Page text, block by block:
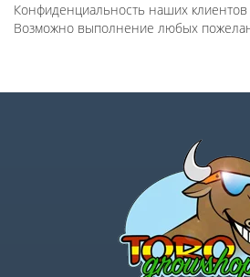
Конфиденциальность наших
Возможно выполнение любых